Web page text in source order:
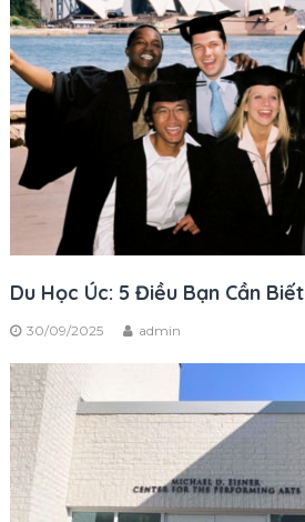
Du Học Úc: 5 Điều Bạn Cần Biết
30/09/2025 admin